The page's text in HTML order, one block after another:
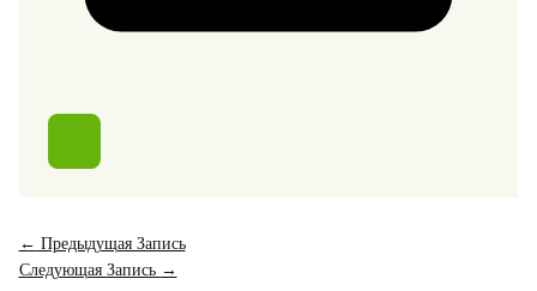
← Предыдущая Запись
Следующая Запись →